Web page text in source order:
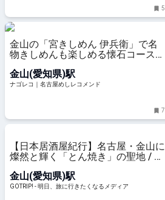
5
金山の「宮きしめん 伊兵衛」で名
物きしめんも楽しめる懐石コースを
金山(愛知県)駅
ナゴレコ｜名古屋めしレコメンド
7
【日本居酒屋紀行】名古屋・金山に
燦然と輝く「とん焼き」の聖地 / 愛
屋」 - GOTRIP!
金山(愛知県)駅
GOTRIP! - 明日、旅に行きたくなるメディア